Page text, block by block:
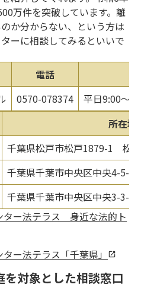
万件を突破しています。離
か分からない、という方は
ーに相談してみるといいで
電話
0570-078374
平日9:00～
所在地
千葉県松戸市松戸1879-1 松
千葉県千葉市中央区中央4-5-
千葉県千葉市中央区中央3-3-
ター法テラス 身近な法的ト
ー法テラス「千葉県」
対象とした相談窓口